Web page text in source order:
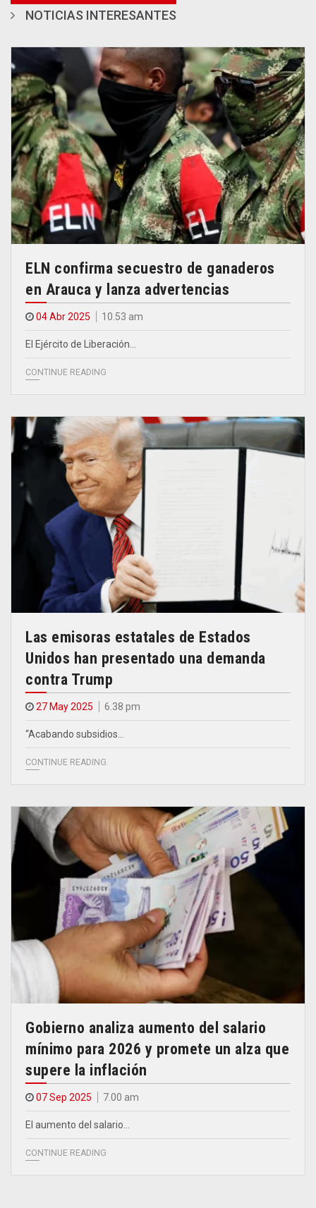
NOTICIAS INTERESANTES
ELN confirma secuestro de ganaderos
en Arauca y lanza advertencias
04 Abr 2025 10.53 am
El Ejército de Liberación…
CONTINUE READING
Las emisoras estatales de Estados
Unidos han presentado una demanda
contra Trump
27 May 2025 6.38 pm
“Acabando subsidios…
CONTINUE READING
Gobierno analiza aumento del salario
mínimo para 2026 y promete un alza que
supere la inflación
07 Sep 2025 7.00 am
El aumento del salario…
CONTINUE READING